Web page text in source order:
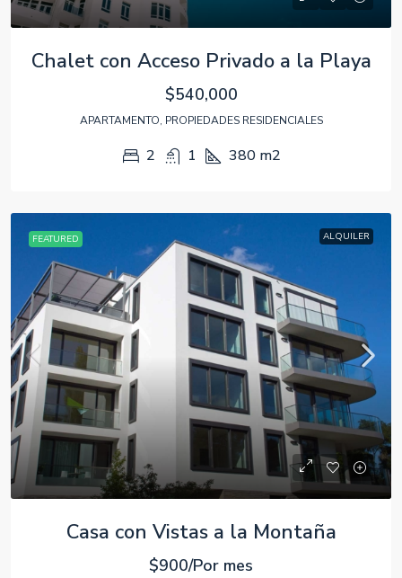
Chalet con Acceso Privado a la Playa
$540,000
APARTAMENTO, PROPIEDADES RESIDENCIALES
2 1 380 m2
FEATURED ALQUILER
Casa con Vistas a la Montaña
$900/Por mes